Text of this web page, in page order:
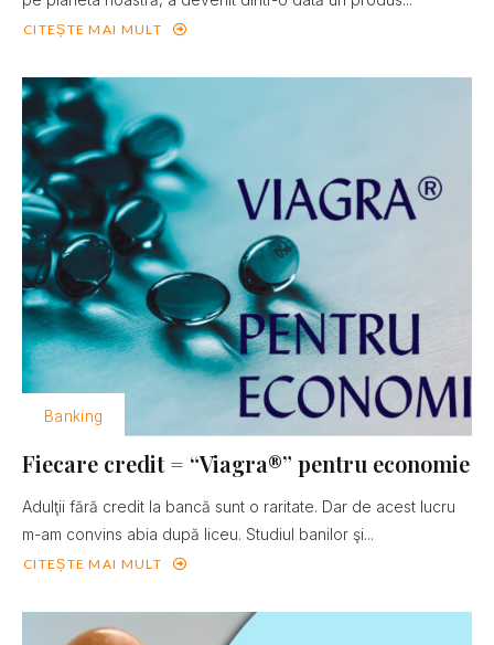
CITEȘTE MAI MULT
Banking
Fiecare credit = “Viagra®” pentru economie
Adulţii fără credit la bancă sunt o raritate. Dar de acest lucru
m-am convins abia după liceu. Studiul banilor şi...
CITEȘTE MAI MULT